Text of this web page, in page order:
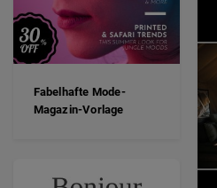
Fabelhafte Mode-
Magazin-Vorlage